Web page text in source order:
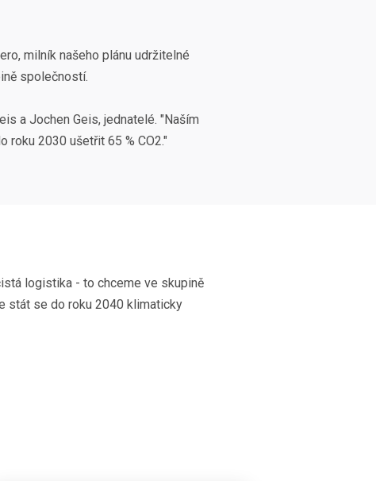
milník našeho plánu udržitelné
společností.
a Jochen Geis, jednatelé. "Naším
2030 ušetřit 65 % CO2."
logistika - to chceme ve skupině
stát se do roku 2040 klimaticky